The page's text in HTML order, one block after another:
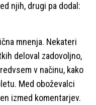
njih, drugi pa dodal:
mnenja. Nekateri
deloval zadovoljno,
v načinu, kako
Med oboževalci
izmed komentarjev.